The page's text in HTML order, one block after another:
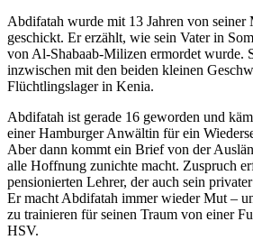
Abdifatah wurde mit 13 Jahren von seiner
geschickt. Er erzählt, wie sein Vater in
von Al-Shabaab-Milizen ermordet wurde.
inzwischen mit den beiden kleinen
Flüchtlingslager in Kenia.
Abdifatah ist gerade 16 geworden und
einer Hamburger Anwältin für ein
Aber dann kommt ein Brief von der
alle Hoffnung zunichte macht. Zuspruch
pensionierten Lehrer, der auch sein
Er macht Abdifatah immer wieder Mut –
zu trainieren für seinen Traum von einer
HSV.